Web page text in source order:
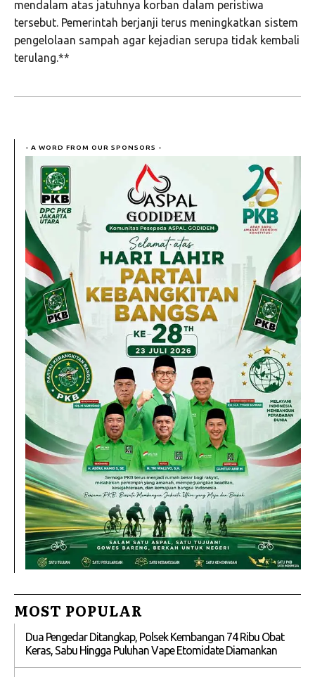
mendalam atas jatuhnya korban dalam peristiwa
tersebut. Pemerintah berjanji terus meningkatkan sistem
pengelolaan sampah agar kejadian serupa tidak kembali
terulang.**
- A WORD FROM OUR SPONSORS -
MOST POPULAR
Dua Pengedar Ditangkap, Polsek Kembangan 74 Ribu Obat
Keras, Sabu Hingga Puluhan Vape Etomidate Diamankan